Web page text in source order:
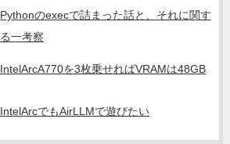
Pythonのexecで詰まった話と、それに関す
る一考察
IntelArcA770を3枚乗せればVRAMは48GB
IntelArcでもAirLLMで遊びたい